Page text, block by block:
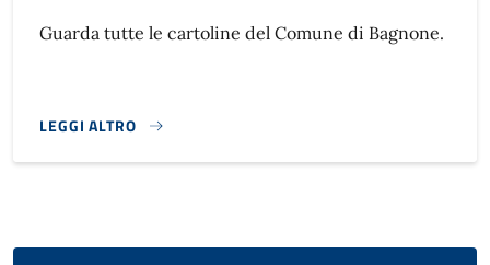
Guarda tutte le cartoline del Comune di Bagnone.
LEGGI ALTRO
GALLERIA FOTOGRAFICA}